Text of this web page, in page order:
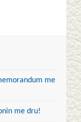
me
me dru!